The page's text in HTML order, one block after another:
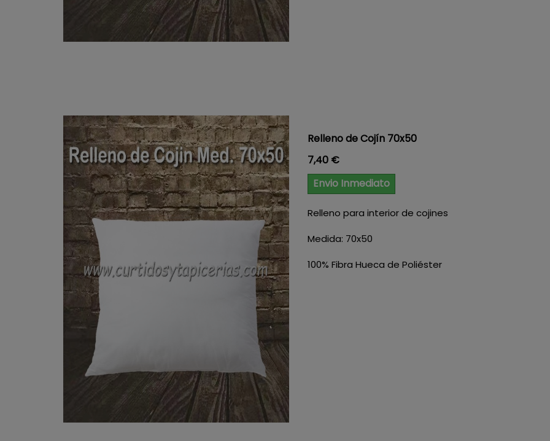
Relleno de Cojín 70x50
Precio
7,40 €
Envio Inmediato
Relleno para interior de cojines
Medida: 70x50
100% Fibra Hueca de Poliéster